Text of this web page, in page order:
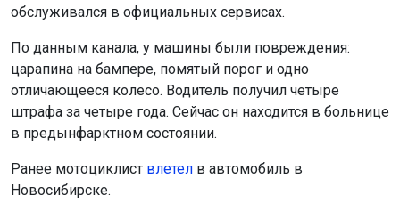
обслуживался в официальных сервисах.
По данным канала, у машины были повреждения:
царапина на бампере, помятый порог и одно
отличающееся колесо. Водитель получил четыре
штрафа за четыре года. Сейчас он находится в больнице
в предынфарктном состоянии.
Ранее мотоциклист влетел в автомобиль в
Новосибирске.